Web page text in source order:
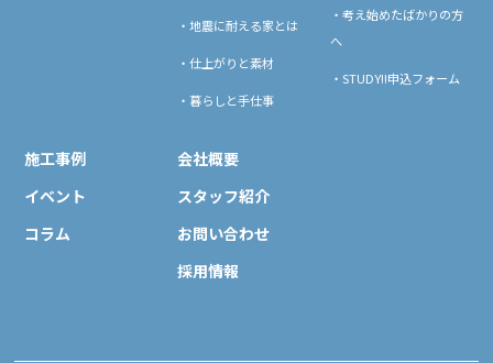
・地震に耐える家とは
・仕上がりと素材
・暮らしと手仕事
・考え始めたばかりの方
へ
・STUDY!!申込フォーム
施工事例
イベント
コラム
会社概要
スタッフ紹介
お問い合わせ
採用情報